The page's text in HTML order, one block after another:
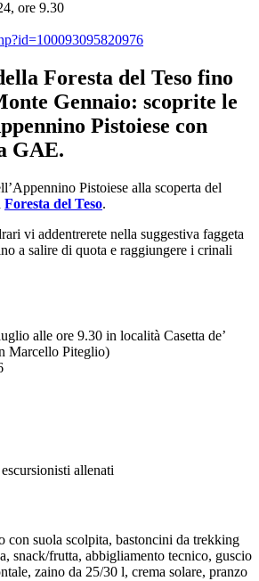
ore 9.30
Foresta del Teso fino
Gennaio: scoprite le
Pistoiese con
GAE.
Pistoiese alla scoperta del
Foresta del Teso.
vi addentrerete nella suggestiva faggeta
a salire di quota e raggiungere i crinali
alle ore 9.30 in località Casetta de’
Marcello Piteglio)
allenati
con suola scolpita, bastoncini da trekking
snack/frutta, abbigliamento tecnico, guscio
zaino da 25/30 l, crema solare, pranzo